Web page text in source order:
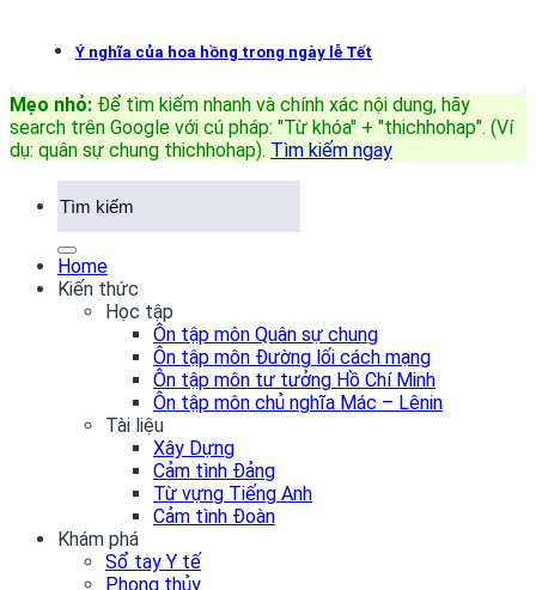
Ý nghĩa của hoa hồng trong ngày lễ Tết
Mẹo nhỏ: Để tìm kiếm nhanh và chính xác nội dung, hãy
search trên Google với cú pháp: "Từ khóa" + "thichhohap". (Ví
dụ: quân sự chung thichhohap). Tìm kiếm ngay
Home
Kiến thức
Học tập
Ôn tập môn Quân sự chung
Ôn tập môn Đường lối cách mạng
Ôn tập môn tư tưởng Hồ Chí Minh
Ôn tập môn chủ nghĩa Mác – Lênin
Tài liệu
Xây Dựng
Cảm tình Đảng
Từ vựng Tiếng Anh
Cảm tình Đoàn
Khám phá
Sổ tay Y tế
Phong thủy